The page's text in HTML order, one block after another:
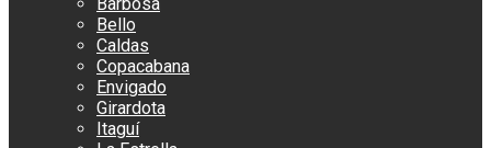
Bello
Caldas
Copacabana
Envigado
Girardota
Itaguí